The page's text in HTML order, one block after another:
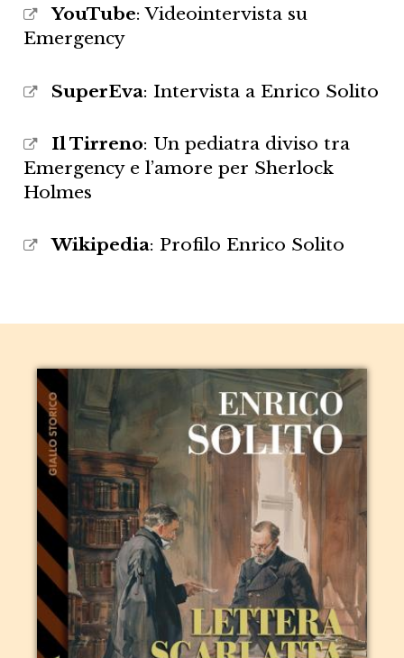
YouTube: Videointervista su
Emergency
SuperEva: Intervista a Enrico Solito
Il Tirreno: Un pediatra diviso tra
Emergency e l’amore per Sherlock
Holmes
Wikipedia: Profilo Enrico Solito